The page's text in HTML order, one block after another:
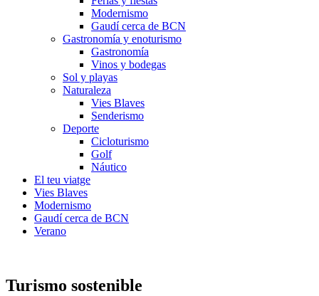
Modernismo
Gaudí cerca de BCN
Gastronomía y enoturismo
Gastronomía
Vinos y bodegas
Sol y playas
Naturaleza
Vies Blaves
Senderismo
Deporte
Cicloturismo
Golf
Náutico
El teu viatge
Vies Blaves
Modernismo
Gaudí cerca de BCN
Verano
Turismo sostenible